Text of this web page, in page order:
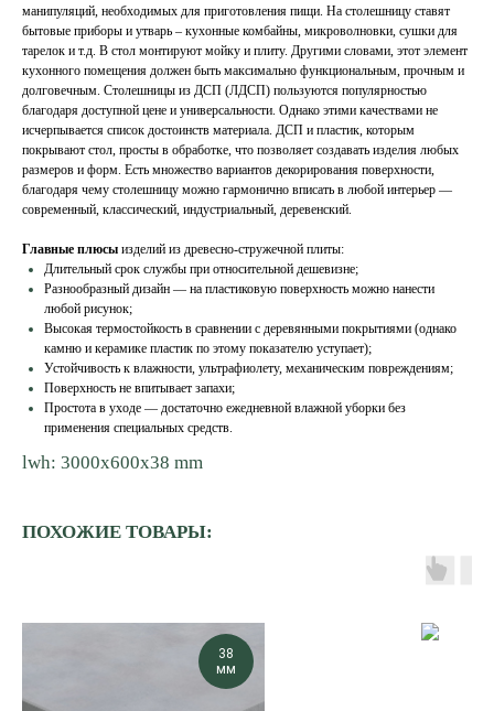
манипуляций, необходимых для приготовления пищи. На столешницу ставят
бытовые приборы и утварь – кухонные комбайны, микроволновки, сушки для
тарелок и т.д. В стол монтируют мойку и плиту. Другими словами, этот элемент
кухонного помещения должен быть максимально функциональным, прочным и
долговечным. Столешницы из ДСП (ЛДСП) пользуются популярностью
благодаря доступной цене и универсальности. Однако этими качествами не
исчерпывается список достоинств материала. ДСП и пластик, которым
покрывают стол, просты в обработке, что позволяет создавать изделия любых
размеров и форм. Есть множество вариантов декорирования поверхности,
благодаря чему столешницу можно гармонично вписать в любой интерьер —
современный, классический, индустриальный, деревенский.
Главные плюсы изделий из древесно-стружечной плиты:
Длительный срок службы при относительной дешевизне;
Разнообразный дизайн — на пластиковую поверхность можно нанести
любой рисунок;
Высокая термостойкость в сравнении с деревянными покрытиями (однако
камню и керамике пластик по этому показателю уступает);
Устойчивость к влажности, ультрафиолету, механическим повреждениям;
Поверхность не впитывает запахи;
Простота в уходе — достаточно ежедневной влажной уборки без
применения специальных средств.
lwh: 3000x600x38 mm
ПОХОЖИЕ ТОВАРЫ:
38
мм